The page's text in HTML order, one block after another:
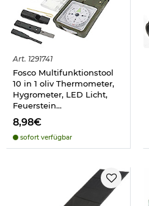
Art. 1291741
Fosco Multifunktionstool
10 in 1 oliv Thermometer,
Hygrometer, LED Licht,
Feuerstein...
8,98€
sofort verfügbar